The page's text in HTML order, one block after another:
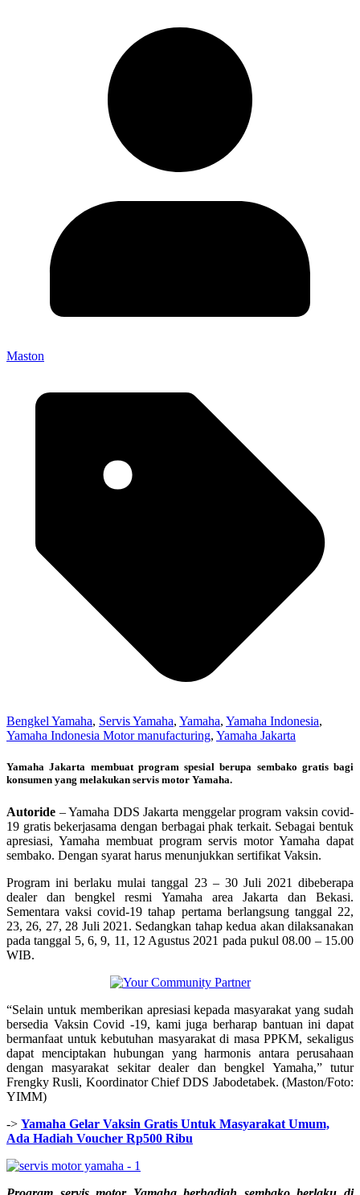
Maston
Bengkel Yamaha, Servis Yamaha, Yamaha, Yamaha Indonesia,
Yamaha Indonesia Motor manufacturing, Yamaha Jakarta
Yamaha Jakarta membuat program spesial berupa sembako gratis bagi
konsumen yang melakukan servis motor Yamaha.
Autoride – Yamaha DDS Jakarta menggelar program vaksin covid-
19 gratis bekerjasama dengan berbagai phak terkait. Sebagai bentuk
apresiasi, Yamaha membuat program servis motor Yamaha dapat
sembako. Dengan syarat harus menunjukkan sertifikat Vaksin.
Program ini berlaku mulai tanggal 23 – 30 Juli 2021 dibeberapa
dealer dan bengkel resmi Yamaha area Jakarta dan Bekasi.
Sementara vaksi covid-19 tahap pertama berlangsung tanggal 22,
23, 26, 27, 28 Juli 2021. Sedangkan tahap kedua akan dilaksanakan
pada tanggal 5, 6, 9, 11, 12 Agustus 2021 pada pukul 08.00 – 15.00
WIB.
“Selain untuk memberikan apresiasi kepada masyarakat yang sudah
bersedia Vaksin Covid -19, kami juga berharap bantuan ini dapat
bermanfaat untuk kebutuhan masyarakat di masa PPKM, sekaligus
dapat menciptakan hubungan yang harmonis antara perusahaan
dengan masyarakat sekitar dealer dan bengkel Yamaha,” tutur
Frengky Rusli, Koordinator Chief DDS Jabodetabek. (Maston/Foto:
YIMM)
-> Yamaha Gelar Vaksin Gratis Untuk Masyarakat Umum,
Ada Hadiah Voucher Rp500 Ribu